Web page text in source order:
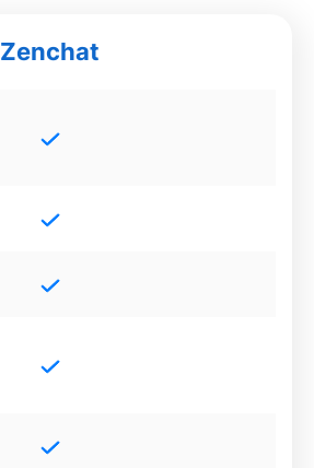
Zenchat